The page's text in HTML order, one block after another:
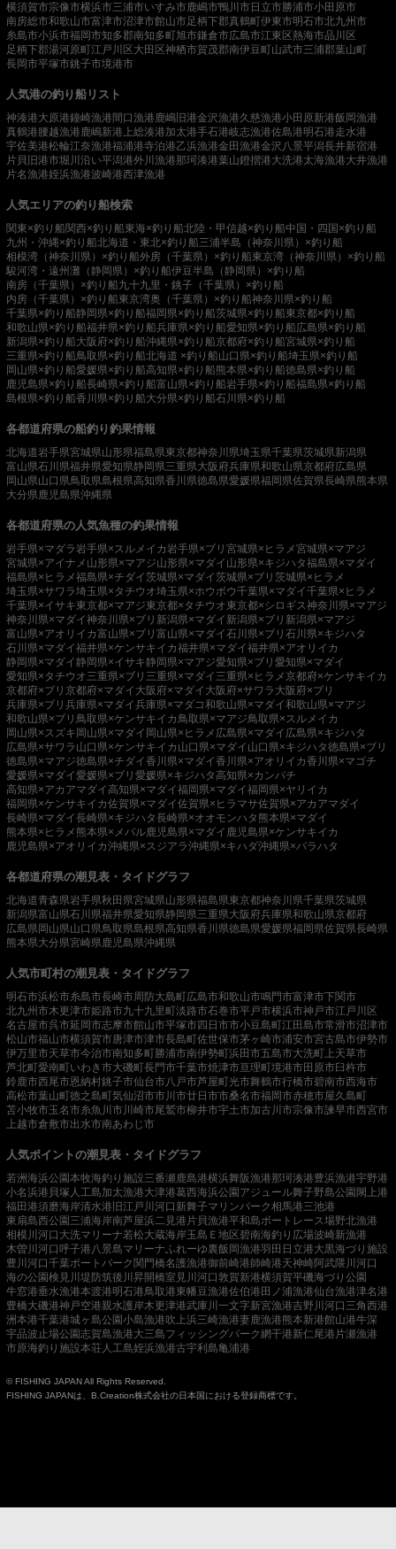
横須賀市宗像市横浜市三浦市いすみ市鹿嶋市鴨川市 日立市勝浦市小田原市
南房総市和歌山市富津市沼津市館山市足柄下郡真鶴町伊東市明石市北九州市
糸島市小浜市福岡市知多郡南知多町旭市鎌倉市広島市江東区熱海市品川区
足柄下郡湯河原町江戸川区 大田区神栖市賀茂郡南伊豆町山武市三浦郡葉山町
長岡市平塚市銚子市境港市
人気港の釣り船リスト
神湊港大原港鐘崎漁港 間口漁港鹿嶋旧港金沢漁港久慈漁港小田原新港飯岡漁港
真鶴港 腰越漁港鹿嶋新港 上総湊港加太港手石港岐志漁港佐島港明石港走水港
宇佐美港松輪江奈漁港福浦港寺泊港乙浜漁港金田漁港金沢八景平潟長井新宿港
片貝旧港市堀川沿い平潟港外川漁港那珂湊港葉山鐙摺港大洗港太海漁港大井漁港
片名漁港姪浜漁港波崎港西津漁港
人気エリアの釣り船検索
関東×釣り船関西×釣り船東海×釣り船北陸・甲信越×釣り船中国・四国×釣り船
九州・沖縄×釣り船北海道・東北×釣り船三浦半島（神奈川県）×釣り船
相模湾（神奈川県）×釣り船外房（千葉県）×釣り船東京湾（神奈川県）×釣り船
駿河湾・遠州灘（静岡県）×釣り船伊豆半島（静岡県）×釣り船
南房（千葉県）×釣り船九十九里・銚子（千葉県）×釣り船
内房（千葉県）×釣り船東京湾奥（千葉県）×釣り船神奈川県×釣り船
千葉県×釣り船静岡県×釣り船福岡県×釣り船茨城県×釣り船東京都×釣り船
和歌山県×釣り船福井県×釣り船兵庫県×釣り船愛知県×釣り船広島県×釣り船
新潟県×釣り船大阪府×釣り船沖縄県×釣り船京都府×釣り船宮城県×釣り船
三重県×釣り船鳥取県×釣り船北海道 ×釣り船山口県×釣り船埼玉県×釣り船
岡山県×釣り船愛媛県×釣り船高知県×釣り船熊本県×釣り船徳島県×釣り船
鹿児島県×釣り船長崎県×釣り船富山県×釣り船岩手県×釣り船福島県×釣り船
島根県×釣り船香川県×釣り船大分県×釣り船石川県×釣り船
各都道府県の船釣り釣果情報
北海道岩手県宮城県山形県福島県東京都神奈川県埼玉県千葉県茨城県新潟県
富山県石川県福井県愛知県静岡県三重県大阪府兵庫県和歌山県京都府広島県
岡山県山口県鳥取県島根県高知県香川県徳島県愛媛県福岡県佐賀県長崎県熊本県
大分県鹿児島県沖縄県
各都道府県の人気魚種の釣果情報
岩手県×マダラ岩手県×スルメイカ岩手県×ブリ 宮城県×ヒラメ宮城県×マアジ
宮城県×アイナメ 山形県×マアジ山形県×マダイ 山形県×キジハタ福島県×マダイ
福島県×ヒラメ福島県×チダイ茨城県×マダイ茨城県×ブリ 茨城県×ヒラメ
埼玉県×サワラ埼玉県×タチウオ埼玉県×ホウボウ千葉県×マダイ千葉県×ヒラメ
千葉県×イサキ東京都×マアジ東京都×タチウオ東京都×シロギス神奈川県×マアジ
神奈川県×マダイ神奈川県×ブリ 新潟県×マダイ 新潟県×ブリ 新潟県×マアジ
富山県×アオリイカ富山県×ブリ 富山県×マダイ石川県×ブリ 石川県×キジハタ
石川県×マダイ福井県×ケンサキイカ福井県×マダイ福井県×アオリイカ
静岡県×マダイ 静岡県×イサキ静岡県×マアジ愛知県×ブリ 愛知県×マダイ
愛知県×タチウオ三重県×ブリ 三重県×マダイ 三重県×ヒラメ京都府×ケンサキイカ
京都府×ブリ 京都府×マダイ 大阪府×マダイ 大阪府×サワラ 大阪府×ブリ
兵庫県×ブリ 兵庫県×マダイ兵庫県×マダコ和歌山県×マダイ和歌山県×マアジ
和歌山県×ブリ 鳥取県×ケンサキイカ鳥取県×マアジ鳥取県×スルメイカ
岡山県×スズキ 岡山県×マダイ 岡山県×ヒラメ 広島県×マダイ 広島県×キジハタ
広島県×サワラ 山口県×ケンサキイカ 山口県×マダイ 山口県×キジハタ徳島県×ブリ
徳島県×マアジ徳島県×チダイ香川県×マダイ香川県×アオリイカ香川県×マゴチ
愛媛県×マダイ愛媛県×ブリ 愛媛県×キジハタ高知県×カンパチ
高知県×アカアマダイ高知県×マダイ福岡県×マダイ福岡県×ヤリイカ
福岡県×ケンサキイカ佐賀県×マダイ佐賀県×ヒラマサ佐賀県×アカアマダイ
長崎県×マダイ長崎県×キジハタ長崎県×オオモンハタ 熊本県×マダイ
熊本県×ヒラメ 熊本県×メバル鹿児島県×マダイ 鹿児島県×ケンサキイカ
鹿児島県×アオリイカ沖縄県×スジアラ沖縄県×キハダ沖縄県×バラハタ
各都道府県の潮見表・タイドグラフ
北海道青森県岩手県秋田県宮城県山形県福島県東京都神奈川県千葉県茨城県
新潟県富山県石川県福井県愛知県静岡県三重県大阪府兵庫県和歌山県京都府
広島県岡山県山口県鳥取県島根県高知県香川県徳島県愛媛県福岡県佐賀県長崎県
熊本県大分県宮崎県鹿児島県沖縄県
人気市町村の潮見表・タイドグラフ
明石市浜松市糸島市長崎市周防大島町広島市和歌山市鳴門市富津市下関市
北九州市木更津市姫路市九十九里町淡路市石巻市平戸市横浜市神戸市江戸川区
名古屋市呉市延岡市志摩市館山市平塚市四日市市小豆島町江田島市常滑市沼津市
松山市福山市横須賀市唐津市津市長島町佐世保市茅ヶ崎市浦安市宮古島市伊勢市
伊万里市天草市今治市南知多町勝浦市南伊勢町浜田市五島市大洗町 上天草市
芦北町愛南町いわき市大磯町長門市千葉市焼津市亘理町境港市田原市臼杵市
鈴鹿市西尾市恩納村銚子市仙台市八戸市芦屋町光市舞鶴市行橋市碧南市西海市
高松市葉山町徳之島町気仙沼市市川市廿日市市桑名市福岡市赤穂市屋久島町
苫小牧市玉名市糸魚川市川崎市尾鷲市柳井市宇土市加古川市宗像市諫早市西宮市
上越市倉敷市出水市南あわじ市
人気ポイントの潮見表・タイドグラフ
若洲海浜公園本牧海釣り施設三番瀬鹿島港横浜舞阪漁港那珂湊港豊浜漁港宇野港
小名浜港 貝塚人工島加太漁港大津港葛西海浜公園 アジュール舞子野島公園 閖上港
福田港須磨海岸清水港 旧江戸川河口 新舞子マリンパーク相馬港三池港
東扇島西公園 三浦海岸南芦屋浜二見港 片貝漁港平和島ボートレース場野北漁港
相模川河口 大洗マリーナ若松大蔵海岸玉島Ｅ地区碧南海釣り広場波崎新漁港
木曽川河口呼子港八景島マリーナふれーゆ裏飯岡漁港羽田 日立港大黒海づり施設
豊川河口千葉ポートパーク 関門橋名護漁港御前崎港師崎港天神崎 阿武隈川河口
海の公園検見川堤防筑後川昇開橋室見川河口敦賀新港横須賀平磯海づり公園
牛窓港垂水漁港本渡港明石港鳥取港東幡豆漁港佐伯港 田ノ浦漁港仙台漁港津名港
豊橋大磯港神戸空港親水護岸木更津港武庫川一文字新宮漁港吉野川河口 三角西港
洲本港千葉港城ヶ島公園小島漁港吹上浜三崎漁港妻鹿漁港熊本新港館山港牛深
宇品波止場公園志賀島漁港大三島フィッシングパーク網干港新仁尾港 片瀬漁港
市原海釣り施設本荘人工島姪浜漁港古宇利島亀浦港
© FISHING JAPAN All Rights Reserved.
FISHING JAPANは、B.Creation株式会社の日本国における登録商標です。